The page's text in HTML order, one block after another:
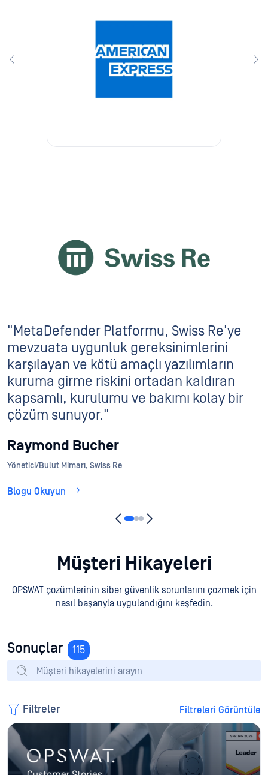
"MetaDefender Platformu, Swiss Re'ye
mevzuata uygunluk gereksinimlerini
karşılayan ve kötü amaçlı yazılımların
kuruma girme riskini ortadan kaldıran
kapsamlı, kurulumu ve bakımı kolay bir
çözüm sunuyor."
Raymond Bucher
Yönetici/Bulut Mimarı, Swiss Re
Blogu Okuyun
Müşteri Hikayeleri
OPSWAT çözümlerinin siber güvenlik sorunlarını çözmek için
nasıl başarıyla uygulandığını keşfedin.
Sonuçlar 115
Filtreler Filtreleri Görüntüle